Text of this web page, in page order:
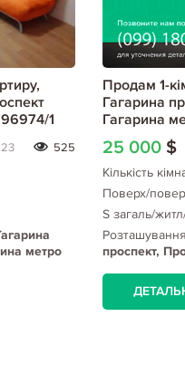
1
525
метро
Продам 1-
Гагарина
Гагарина
25 000 $
Кількість
Поверх/
S загаль/
проспект,